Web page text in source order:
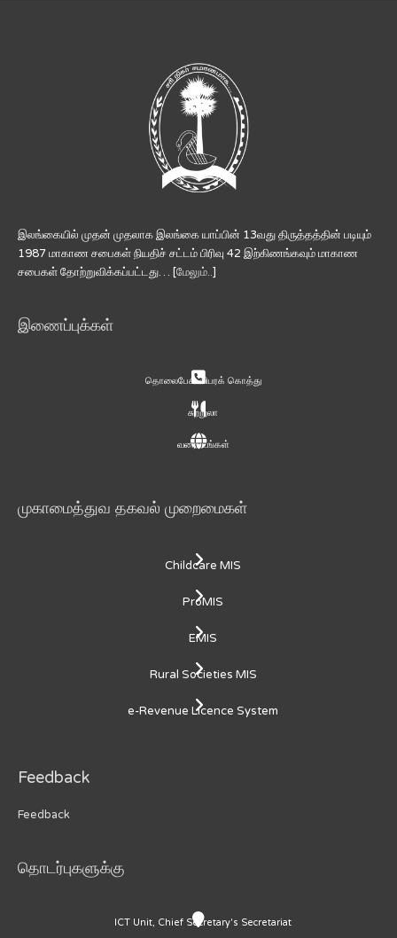
இலங்கையில் முதன் முதலாக இலங்கை யாப்பின் 13வது திருத்தத்தின் படியும்
1987 மாகாண சபைகள் நியதிச் சட்டம் பிரிவு 42 இற்கிணங்கவும் மாகாண
சபைகள் தோற்றுவிக்கப்பட்டது… [மேலும்..]
இணைப்புக்கள்
தொலைபேசி விபரக் கொத்து
சுற்றுலா
வரைபடங்கள்
முகாமைத்துவ தகவல் முறைமைகள்
Childcare MIS
ProMIS
EMIS
Rural Societies MIS
e-Revenue Licence System
Feedback
Feedback
தொடர்புகளுக்கு
ICT Unit, Chief Secretary's Secretariat